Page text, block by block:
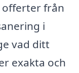
offerter från
i
vad ditt
exakta och